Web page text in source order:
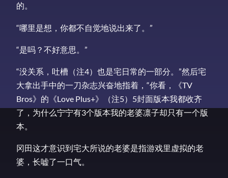
的。
“哪里是想，你都不自觉地说出来了。”
“是吗？不好意思。”
“没关系，吐槽（注4）也是宅日常的一部分。”然后宅
大拿出手中的一刀杂志兴奋地指着，“你看，《TV
Bros》的《Love Plus+》（注5）5封面版本我都收齐
了，为什么宁宁有3个版本我的老婆凛子却只有一个版
本。
冈田这才意识到宅大所说的老婆是指游戏里虚拟的老
婆，长嘘了一口气。